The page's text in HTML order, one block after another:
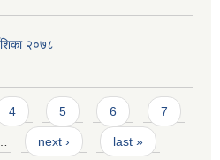
२०७८
4 5 6 7
next › last »